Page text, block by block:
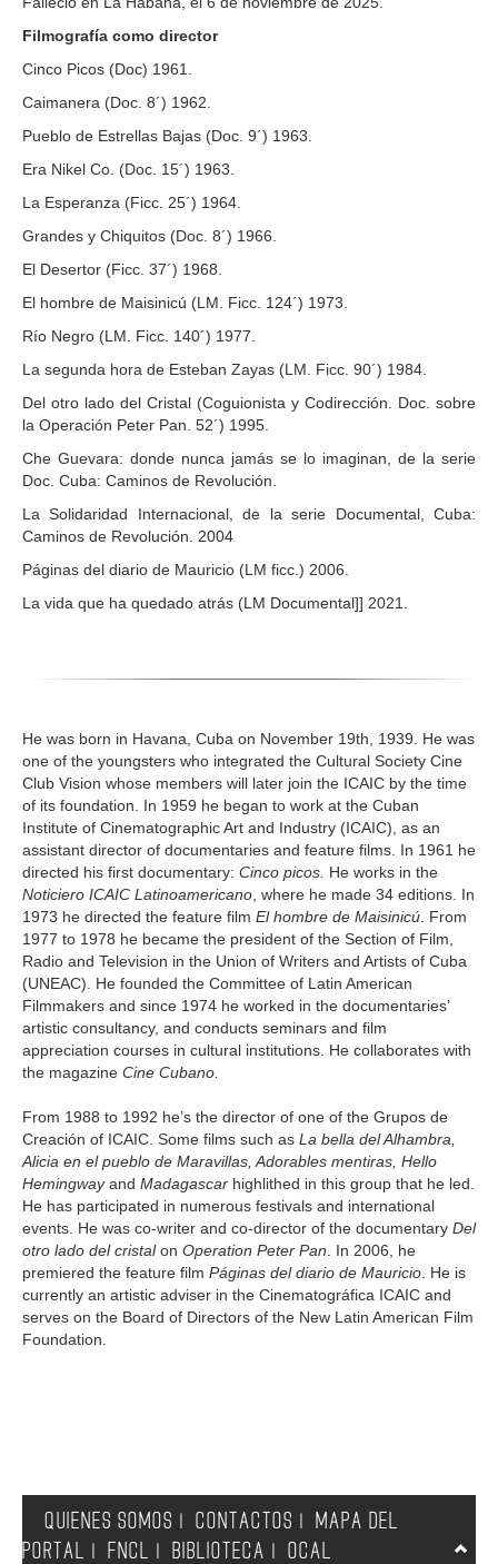
Filmografía como director
Cinco Picos (Doc) 1961.
Caimanera (Doc. 8´) 1962.
Pueblo de Estrellas Bajas (Doc. 9´) 1963.
Era Nikel Co. (Doc. 15´) 1963.
La Esperanza (Ficc. 25´) 1964.
Grandes y Chiquitos (Doc. 8´) 1966.
El Desertor (Ficc. 37´) 1968.
El hombre de Maisinicú (LM. Ficc. 124´) 1973.
Río Negro (LM. Ficc. 140´) 1977.
La segunda hora de Esteban Zayas (LM. Ficc. 90´) 1984.
Del otro lado del Cristal (Coguionista y Codirección. Doc. sobre
la Operación Peter Pan. 52´) 1995.
Che Guevara: donde nunca jamás se lo imaginan, de la serie
Doc. Cuba: Caminos de Revolución.
La Solidaridad Internacional, de la serie Documental, Cuba:
Caminos de Revolución. 2004
Páginas del diario de Mauricio (LM ficc.) 2006.
La vida que ha quedado atrás (LM Documental]] 2021.
He was born in Havana, Cuba on November 19th, 1939. He was
one of the youngsters who integrated the Cultural Society Cine
Club Vision whose members will later join the ICAIC by the time
of its foundation. In 1959 he began to work at the Cuban
Institute of Cinematographic Art and Industry (ICAIC), as an
assistant director of documentaries and feature films. In 1961 he
directed his first documentary: Cinco picos. He works in the
Noticiero ICAIC Latinoamericano , where he made 34 editions. In
1973 he directed the feature film El hombre de Maisinicú . From
1977 to 1978 he became the president of the Section of Film,
Radio and Television in the Union of Writers and Artists of Cuba
(UNEAC). He founded the Committee of Latin American
Filmmakers and since 1974 he worked in the documentaries’
artistic consultancy, and conducts seminars and film
appreciation courses in cultural institutions. He collaborates with
the magazine Cine Cubano.
From 1988 to 1992 he’s the director of one of the Grupos de
Creación of ICAIC. Some films such as La bella del Alhambra,
Alicia en el pueblo de Maravillas, Adorables mentiras, Hello
Hemingwayand Madagascar highlithed in this group that he led.
He has participated in numerous festivals and international
events. He was co-writer and co-director of the documentary Del
otro lado del cristalon Operation Peter Pan . In 2006, he
premiered the feature film Páginas del diario de Mauricio . He is
currently an artistic adviser in the Cinematográfica ICAIC and
serves on the Board of Directors of the New Latin American Film
Foundation.
QUIENES SOMOS CONTACTOS
MAPA DEL
PORTAL
FNCL BIBLIOTECA OCAL